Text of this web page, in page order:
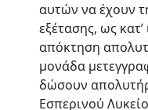
αυτών να έχουν
εξέτασης, ως κατ’
απόκτηση
μονάδα
δώσουν
Εσπερινού